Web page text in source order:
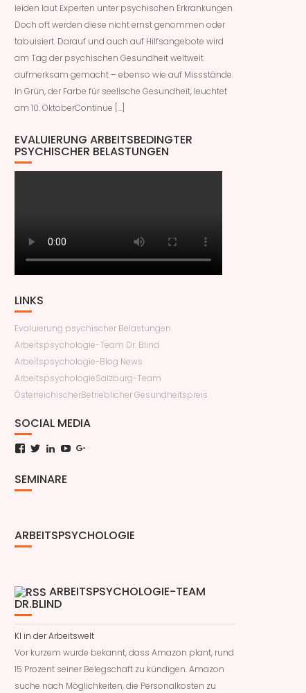
leiden laut Experten unter psychischen Erkrankungen.
Doch oft werden diese nicht ernst genommen oder
tabuisiert. Darauf und auch auf Hilfsangebote wird
am Tag der psychischen Gesundheit weltweit
aufmerksam gemacht – ebenso wie auf Missstände.
In Grün, der Farbe für seelische Gesundheit, leuchtet
am 10. OktoberContinue […]
EVALUIERUNG ARBEITSBEDINGTER
PSYCHISCHER BELASTUNGEN
LINKS
Evaluierung psychischer Belastungen
Arbeitspsychologie-Team Dr. Blind
Arbeitspsychologie-Blog News
ArbeitspsychologieSalzburg-Team
ÖsterreichischerBetrieblicher Gesundheitspreis
SOCIAL MEDIA
Facebook
TwitterLinkedIn
YouTube
SEMINARE
ARBEITSPSYCHOLOGIE
ARBEITSPSYCHOLOGIE-TEAM
DR.BLIND
KI in der Arbeitswelt
Vor kurzem wurde bekannt, dass Amazon plant, rund
15 Prozent seiner Belegschaft zu kündigen. Amazon
suche nach Möglichkeiten, die Personalkosten zu